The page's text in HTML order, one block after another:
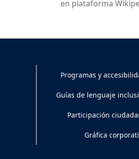
en plataforma
Programas y
Guías de lenguaje
Participación
Gráfica